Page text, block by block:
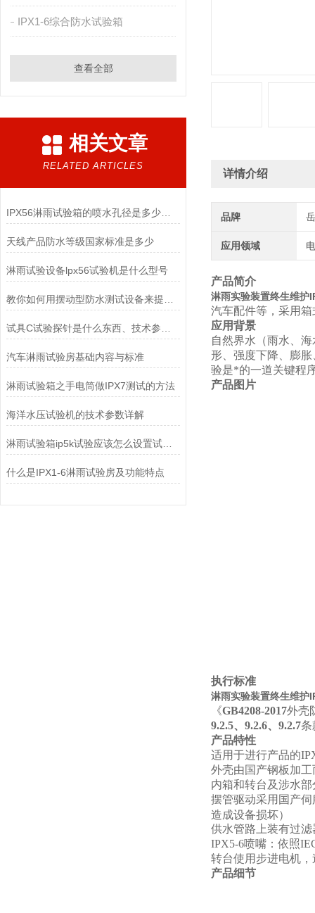
IPX1-6综合防水试验箱
查看全部
相关文章
RELATED ARTICLES
IPX56淋雨试验箱的喷水孔径是多少呢？
天线产品防水等级国家标准是多少
淋雨试验设备lpx56试验机是什么型号
汽车淋雨试验房基础内容与标准
淋雨试验箱之手电筒做IPX7测试的方法
海洋水压试验机的技术参数详解
淋雨试验箱ip5k试验应该怎么设置试验箱
什么是IPX1-6淋雨试验房及功能特点
详情介绍
品牌
应用领域
产品简介
淋雨实验装置终生维护
汽车配件等，采用
应用背景
自然界水（雨水、
形、强度下降、膨
验是*的一道关键程
产品图片
执行标准
淋雨实验装置终生维护
《GB4208-2017外壳
9.2.5、9.2.6、9.2.7条
产品特性
适用于进行产品的
外壳由国产钢板加
内箱和转台及涉水
摆管驱动采用国产
造成设备损坏）
供水管路上装有过
IPX5-6喷嘴：依照
转台使用步进电机
产品细节